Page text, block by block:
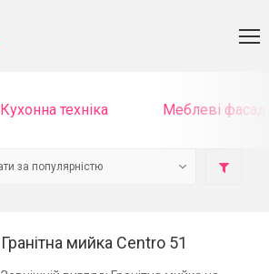
Кухонна техніка Меблеві
Гранітна мийка Centro 51